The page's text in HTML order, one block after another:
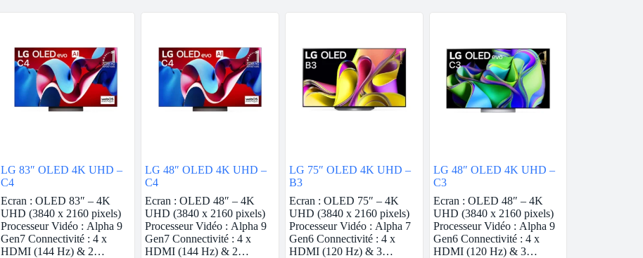
LG 83″ OLED 4K UHD –
C4
Ecran : OLED 83″ – 4K
UHD (3840 x 2160 pixels)
Processeur Vidéo : Alpha 9
Gen7 Connectivité : 4 x
HDMI (144 Hz) & 2…
LG 48″ OLED 4K UHD –
C4
Ecran : OLED 48″ – 4K
UHD (3840 x 2160 pixels)
Processeur Vidéo : Alpha 9
Gen7 Connectivité : 4 x
HDMI (144 Hz) & 2…
LG 75″ OLED 4K UHD –
B3
Ecran : OLED 75″ – 4K
UHD (3840 x 2160 pixels)
Processeur Vidéo : Alpha 7
Gen6 Connectivité : 4 x
HDMI (120 Hz) & 3…
LG 48″ OLED 4K UHD –
C3
Ecran : OLED 48″ – 4K
UHD (3840 x 2160 pixels)
Processeur Vidéo : Alpha 9
Gen6 Connectivité : 4 x
HDMI (120 Hz) & 3…